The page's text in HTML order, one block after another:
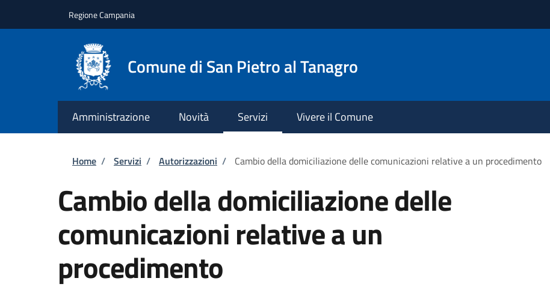
Regione Campania
Comune di San Pietro al Tanagro
Amministrazione Novità Servizi Vivere il Comune
Briciole di pane
Home / Servizi / Autorizzazioni / Cambio della domiciliazione delle comunicazioni relative a un procedimento
Cambio della domiciliazione delle
comunicazioni relative a un
procedimento